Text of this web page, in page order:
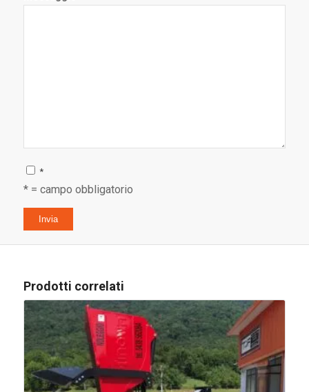
*
* = campo obbligatorio
Prodotti correlati